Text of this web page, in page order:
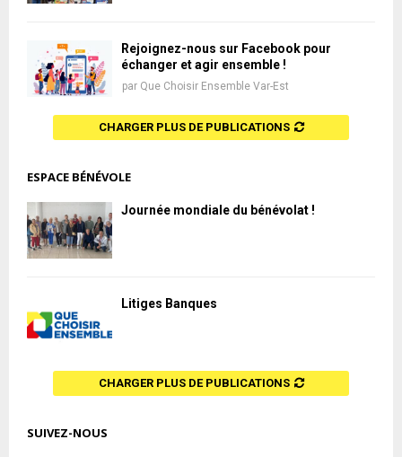
Rejoignez-nous sur Facebook pour
échanger et agir ensemble !
par Que Choisir Ensemble Var-Est
CHARGER PLUS DE PUBLICATIONS
ESPACE BÉNÉVOLE
Journée mondiale du bénévolat !
Litiges Banques
CHARGER PLUS DE PUBLICATIONS
SUIVEZ-NOUS